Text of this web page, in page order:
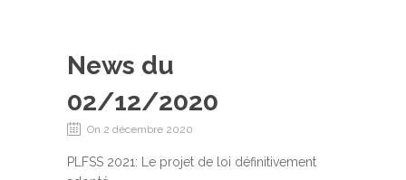
News du
02/12/2020
On 2 décembre 2020
PLFSS 2021: Le projet de loi définitivement